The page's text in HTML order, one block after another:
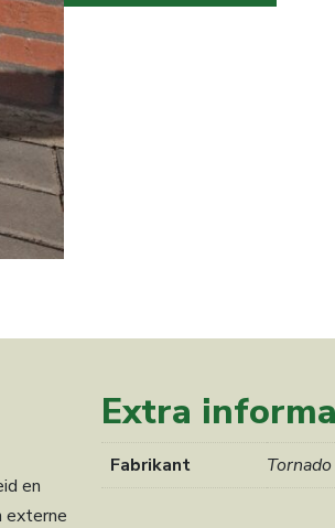
50m
aantal
en
externe
Extra
Fabrikant Tornado